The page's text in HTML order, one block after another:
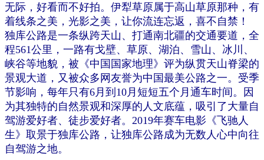
无际，好看而不好拍。伊犁草原属于高山草原那种，有
着线条之美，光影之美，让你流连忘返，喜不自禁！
独库公路是一条纵跨天山、打通南北疆的交通要道，全
程561公里，一路有戈壁、草原、湖泊、雪山、冰川、
峡谷等地貌，被《中国国家地理》评为纵贯天山脊梁的
景观大道，又被众多网友誉为中国最美公路之一。受季
节影响，每年只有6月到10月短短五个月通车时间。因
为其独特的自然景观和深厚的人文底蕴，吸引了大量自
驾游爱好者、徒步爱好者。2019年赛车电影《飞驰人
生》取景于独库公路，让独库公路成为无数人心中向往
自驾游之地。